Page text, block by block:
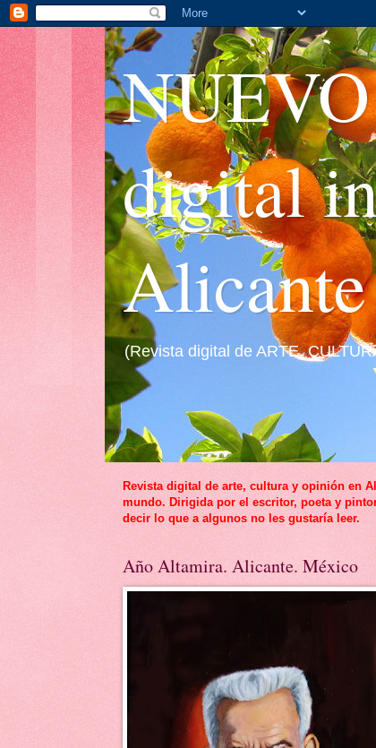
digital
Alicante
(Revista digital de ARTE,
Revista digital de arte, cultura y opinión en
mundo. Dirigida por el escritor, poeta y
decir lo que a algunos no les gustaría leer.
Año Altamira. Alicante. México